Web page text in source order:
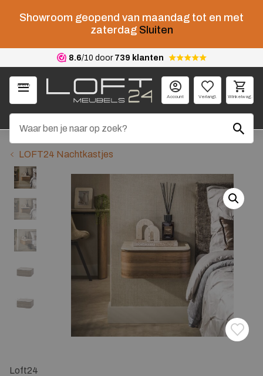
Showroom geopend van maandag tot en met
zaterdag Sluiten
8.6/10 door 739 klanten
Menu
Account Verlangl. Winkelwag.
LOFT24 Nachtkastjes
Loft24